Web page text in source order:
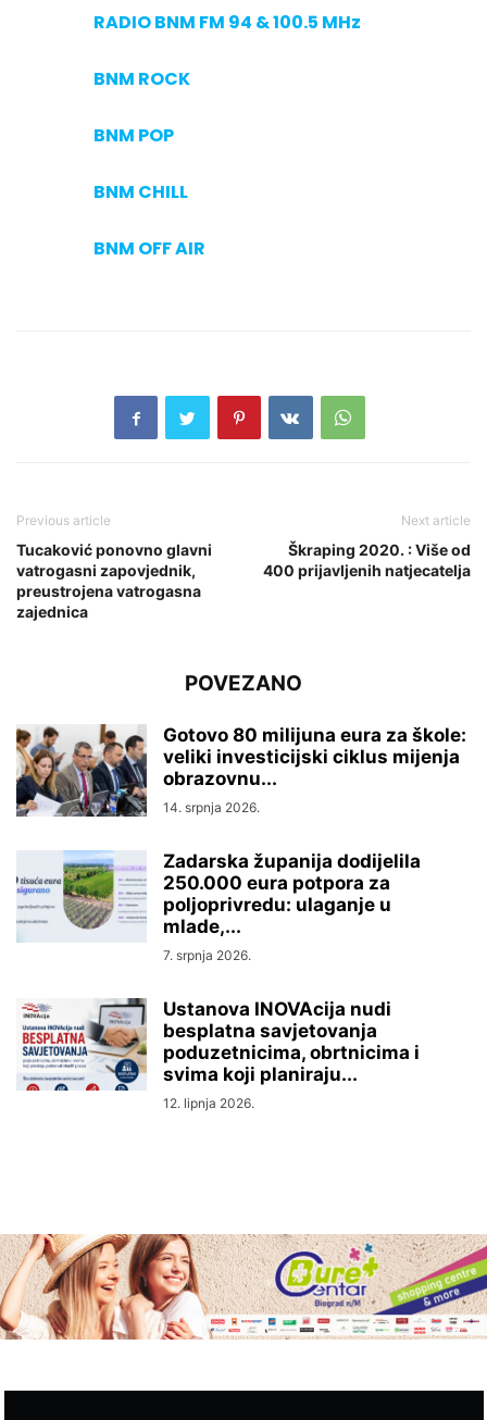
RADIO BNM FM 94 & 100.5 MHz
BNM ROCK
BNM POP
BNM CHILL
BNM OFF AIR
Previous article
Tucaković ponovno glavni
vatrogasni zapovjednik,
preustrojena vatrogasna
zajednica
Next article
Škraping 2020. : Više od
400 prijavljenih natjecatelja
POVEZANO
Gotovo 80 milijuna eura za škole:
veliki investicijski ciklus mijenja
obrazovnu...
14. srpnja 2026.
Zadarska županija dodijelila
250.000 eura potpora za
poljoprivredu: ulaganje u
mlade,...
7. srpnja 2026.
Ustanova INOVAcija nudi
besplatna savjetovanja
poduzetnicima, obrtnicima i
svima koji planiraju...
12. lipnja 2026.